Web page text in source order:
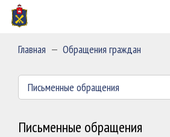
Сведения о доходах, расходах, об
обязательствах имущественного
служащих Контрольно-счетной
Специальное программное
Обзор обращений граждан
Главная — Обращения граждан
Письменные обращения
Письменные обращения